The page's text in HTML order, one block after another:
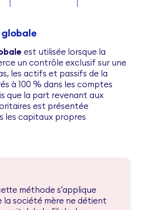
est utilisée lorsque la
un contrôle exclusif sur une
les actifs et passifs de la
à 100 % dans les comptes
que la part revenant aux
est présentée
les capitaux propres
méthode s’applique
la société mère ne détient